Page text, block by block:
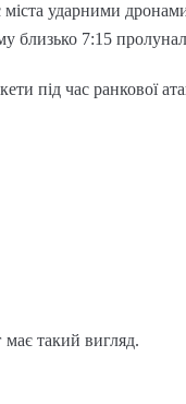
міста ударними
7:15
під час
такий вигляд.